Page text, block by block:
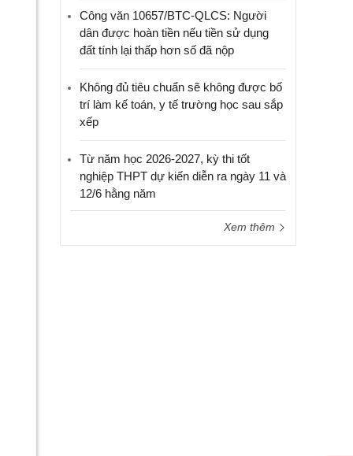
Công văn 10657/BTC-QLCS: Người
dân được hoàn tiền nếu tiền sử dụng
đất tính lại thấp hơn số đã nộp
Không đủ tiêu chuẩn sẽ không được bố
trí làm kế toán, y tế trường học sau sắp
xếp
Từ năm học 2026-2027, kỳ thi tốt
nghiệp THPT dự kiến diễn ra ngày 11 và
12/6 hằng năm
Xem thêm